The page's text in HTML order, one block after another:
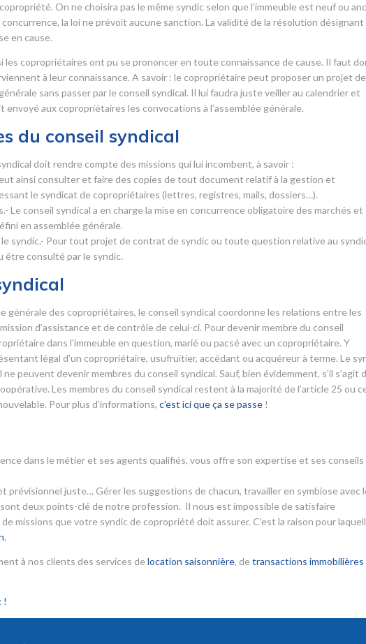
On ne choisira pas le même syndic selon que l’immeuble est neuf ou
concurrence, la loi ne prévoit aucune sanction. La validité de la résolution désignant
en cause.
copropriétaires ont pu se prononcer en toute connaissance de cause. Il faut
à leur connaissance. A savoir : le copropriétaire peut proposer un projet de
sans passer par le conseil syndical. Il lui faudra juste veiller au calendrier et
envoyé aux copropriétaires les convocations à l’assemblée générale.
du conseil syndical
doit rendre compte des missions qui lui incombent, à savoir :
ainsi consulter et faire des copies de tout document relatif à la gestion et
le syndicat de copropriétaires (lettres, registres, mails, dossiers…).
Le conseil syndical a en charge la mise en concurrence obligatoire des marchés et
en assemblée générale.
syndic.- Pour tout projet de contrat de syndic ou toute question relative au
être consulté par le syndic.
générale des copropriétaires, le conseil syndical coordonne les relations entre les
d’assistance et de contrôle de celui-ci. Pour devenir membre du conseil
dans l’immeuble en question, marié ou pacsé avec un copropriétaire. Y
légal d’un copropriétaire, usufruitier, accédant ou acquéreur à terme. Le
peuvent devenir membres du conseil syndical. Sauf, bien évidemment, s’il s’agit
Les membres du conseil syndical restent à la majorité de l’article 25 ou
Pour plus d’informations, c’est ici que ça se passe !
dans le métier et ses agents qualifiés, vous offre son expertise et ses conseils
prévisionnel juste… Gérer les suggestions de chacun, travailler en symbiose avec
sont deux points-clé de notre profession. Il nous est impossible de satisfaire
missions que votre syndic de copropriété doit assurer. C’est la raison pour
.
à nos clients des services de location saisonnière, de transactions immobilières
!